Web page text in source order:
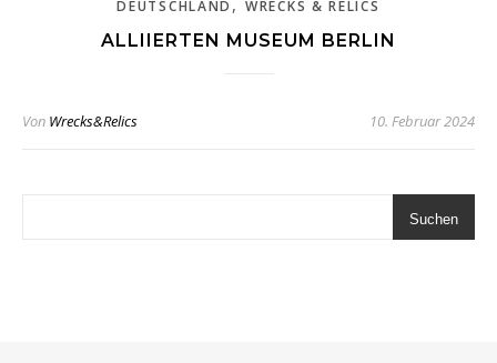
DEUTSCHLAND ,WRECKS & RELICS
ALLIIERTEN MUSEUM BERLIN
Von Wrecks&Relics 10. Februar 2024
Suchen